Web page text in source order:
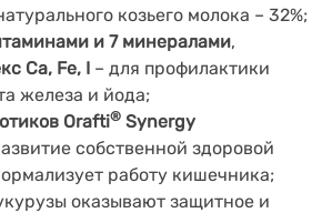
козьего молока – 32%;
и 7 минералами,
Ca, Fe, I – для профилактики
железа и йода;
Orafti® Synergy
собственной здоровой
работу кишечника;
оказывают защитное и